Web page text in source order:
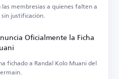
membresías a quienes falten a
justificación.
Oficialmente la Ficha
fichado a Randal Kolo Muani del